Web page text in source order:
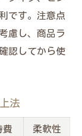
です。注意点
慮し、商品ラ
認してから使
法
費 柔軟性